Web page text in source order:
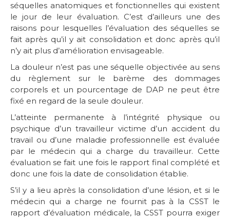
séquelles anatomiques et fonctionnelles qui existent
le jour de leur évaluation. C’est d’ailleurs une des
raisons pour lesquelles l’évaluation des séquelles se
fait après qu’il y ait consolidation et donc après qu’il
n’y ait plus d’amélioration envisageable.
La douleur n’est pas une séquelle objectivée au sens
du règlement sur le barème des dommages
corporels et un pourcentage de DAP ne peut être
fixé en regard de la seule douleur.
L’atteinte permanente à l’intégrité physique ou
psychique d’un travailleur victime d’un accident du
travail ou d’une maladie professionnelle est évaluée
par le médecin qui a charge du travailleur. Cette
évaluation se fait une fois le rapport final complété et
donc une fois la date de consolidation établie.
S’il y a lieu après la consolidation d’une lésion, et si le
médecin qui a charge ne fournit pas à la CSST le
rapport d’évaluation médicale, la CSST pourra exiger